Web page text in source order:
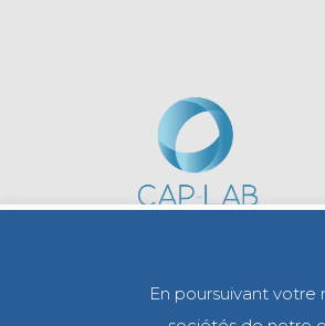
En poursuivant votre